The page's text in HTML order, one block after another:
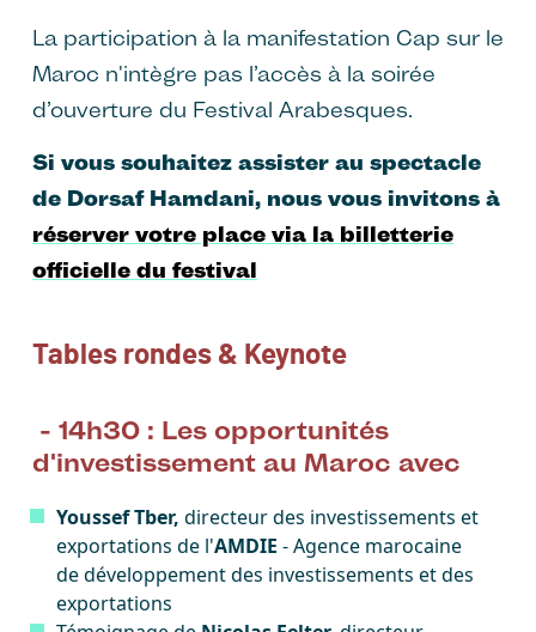
La participation à la manifestation Cap sur le
Maroc n'intègre pas l’accès à la soirée
d’ouverture du Festival Arabesques.
Si vous souhaitez assister au spectacle
de Dorsaf Hamdani, nous vous invitons à
réserver votre place via la billetterie
officielle du festival
Tables rondes & Keynote
- 14h30 : Les opportunités
d'investissement au Maroc avec
Youssef Tber, directeur des investissements et
exportations de l'AMDIE - Agence marocaine
de développement des investissements et des
exportations